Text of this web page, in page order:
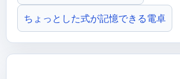
ちょっとした式が記憶できる電卓